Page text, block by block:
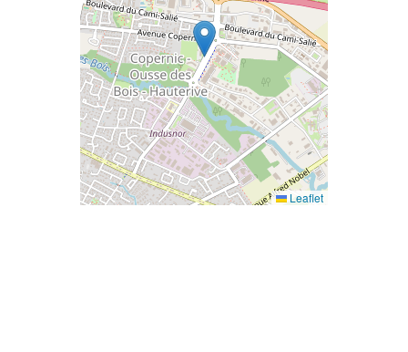
Leaflet